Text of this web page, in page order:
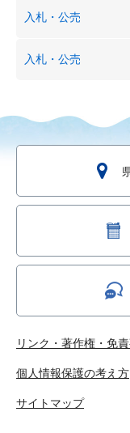
入札・公売
入札・公売
リンク・著作権・免
個人情報保護の考え方
サイトマップ